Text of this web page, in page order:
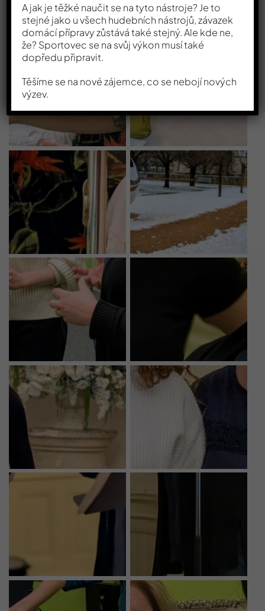
A jak je těžké naučit se na tyto nástroje? Je to
stejné jako u všech hudebních nástrojů, závazek
domácí přípravy zůstává také stejný. Ale kde ne,
že? Sportovec se na svůj výkon musí také
dopředu připravit.
Těšíme se na nové zájemce, co se nebojí nových
výzev.